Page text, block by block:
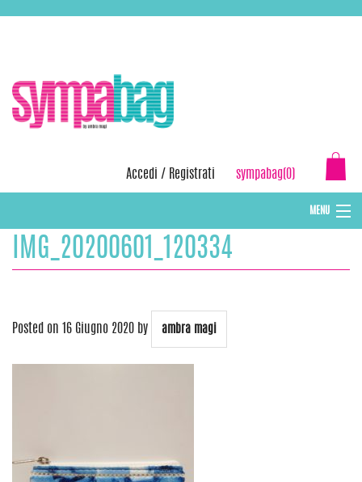
Accedi / Registrati sympabag(0)
MENU
CAPPELLI INVERNALI DONNA
IMG_20200601_120334
Posted on 16 Giugno 2020 by ambra magi